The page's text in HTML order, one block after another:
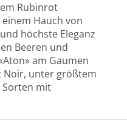
Rubinrot
Hauch von
höchste Eleganz
Beeren und
am Gaumen
Noir, unter größtem
Sorten mit